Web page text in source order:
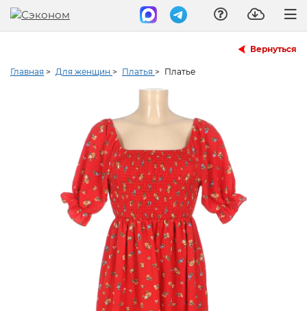
Вернуться
Главная > Для женщин > Платья > Платье